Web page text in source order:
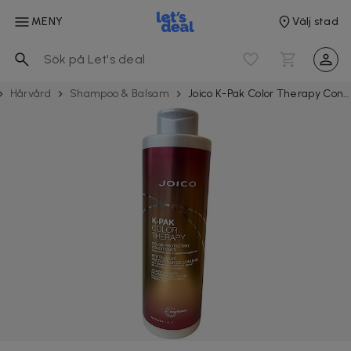
MENY Välj stad
Hårvård Shampoo & Balsam Joico K-Pak Color Therapy Conditioner 1000ml